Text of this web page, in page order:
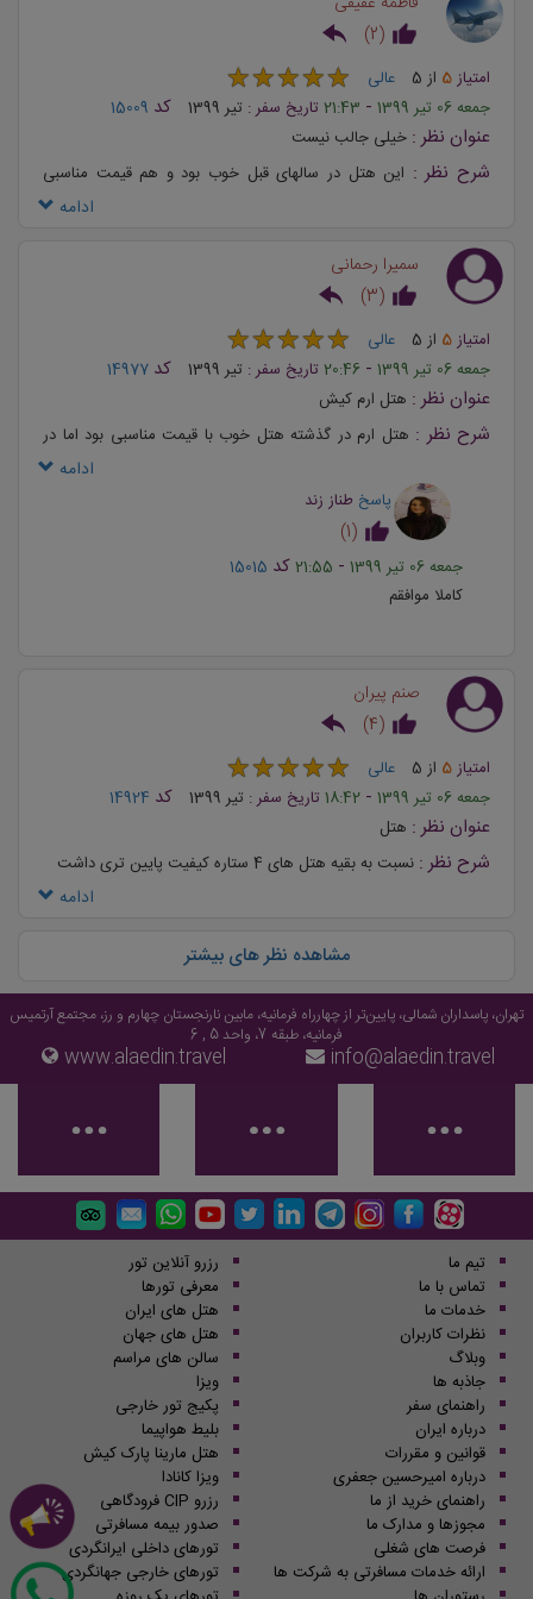
بخش رزرواسیون هتل های داخلی تماس بگیرید تا اقامت لذت بخش
درهتل های ایران
را برای شما مسافران و بازدیدکنندگان تور کیش
خلق سازند.
(
2
)
امتیاز5 از 5 عالی ★★★★★
★★★★★
جمعه 06 تیر 1399 -
21:43 تاریخ سفر : تیر 1399 کد 15009
عنوان نظر : خیلی جالب نیست
شرح نظر : این هتل در سالهای قبل خوب بود و هم قیمت مناسبی
داشت و همه دوست داشتن این هتل رو انتخاب کنن ولی در حال حاضر
ادامه
سمیرا رحمانی
(
3
)
امتیاز5 از 5 عالی ★★★★★
★★★★★
جمعه 06 تیر 1399 -
20:46 تاریخ سفر : تیر 1399 کد 14977
عنوان نظر : هتل ارم کیش
شرح نظر : هتل ارم در گذشته هتل خوب با قیمت مناسبی بود اما در
سالهای گذشته از کیفیت خدماتش کم شده . امیدوارم مسئولین هتل در
این زمینه تجدید نظر کنند.
ادامه
پاسخ طناز زند
(
1
)
جمعه 06 تیر 1399 -
21:55 کد 15015
کاملا موافقم
صنم پیران
(
4
)
امتیاز5 از 5 عالی ★★★★★
★★★★★
جمعه 06 تیر 1399 -
18:42 تاریخ سفر : تیر 1399 کد 14924
عنوان نظر : هتل
شرح نظر : نسبت به بقیه هتل های 4 ستاره کیفیت پایین تری داشت
ادامه
مشاهده نظر های بیشتر
تهران، پاسداران شمالی، پایین‌تر از چهارراه فرمانیه، مابین نارنجستان چهارم و رز، مجتمع آرتمیس
فرمانیه، طبقه 7، واحد 5 , 6
info@alaedin.travel
www.alaedin.travel
تیم ما
تماس با ما
خدمات ما
نظرات کاربران
وبلاگ
جاذبه ها
راهنمای سفر
درباره ایران
قوانین و مقررات
درباره امیرحسین جعفری
راهنمای خرید از ما
مجوزها و مدارک ما
فرصت های شغلی
ارائه خدمات مسافرتی به شرکت ها
رزرو آنلاین تور
معرفی تورها
هتل های ایران
هتل های جهان
سالن های مراسم
ویزا
پکیج تور خارجی
بلیط هواپیما
هتل مارینا پارک کیش
ویزا کانادا
رزرو CIP فرودگاهی
صدور بیمه مسافرتی
تورهای داخلی ایرانگردی
تورهای خارجی جهانگردی